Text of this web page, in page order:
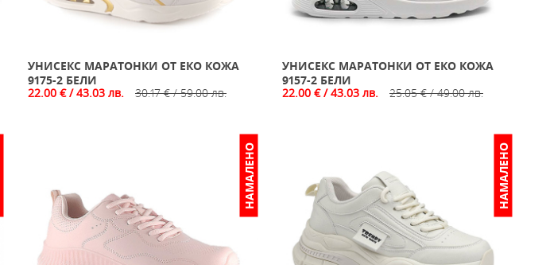
УНИСЕКС МАРАТОНКИ ОТ ЕКО КОЖА
9175-2 БЕЛИ
22.00 € / 43.03 лв.
30.17 € / 59.00 лв.
УНИСЕКС МАРАТОНКИ ОТ ЕКО КОЖА
9157-2 БЕЛИ
22.00 € / 43.03 лв.
25.05 € / 49.00 лв.
НАМАЛЕНО НАМАЛЕНО